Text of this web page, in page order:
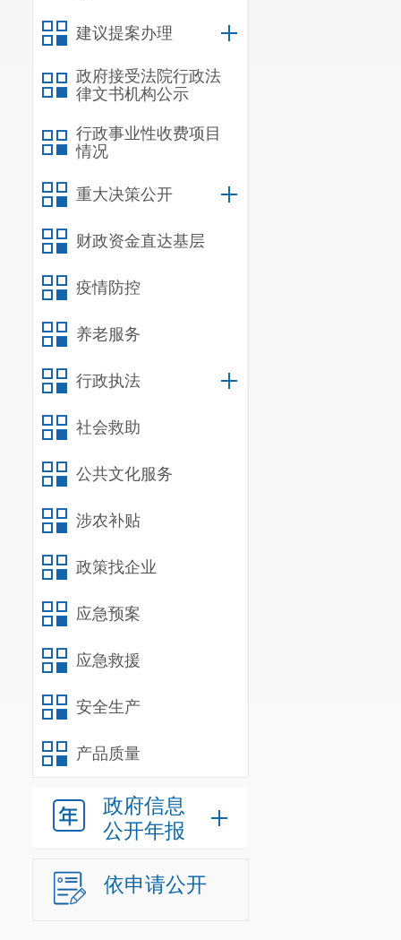
建议提案办理
政府接受法院行政法
律文书机构公示
行政事业性收费项目
情况
重大决策公开
财政资金直达基层
疫情防控
养老服务
行政执法
社会救助
公共文化服务
涉农补贴
政策找企业
应急预案
应急救援
安全生产
产品质量
政府信息
公开年报
依申请公开